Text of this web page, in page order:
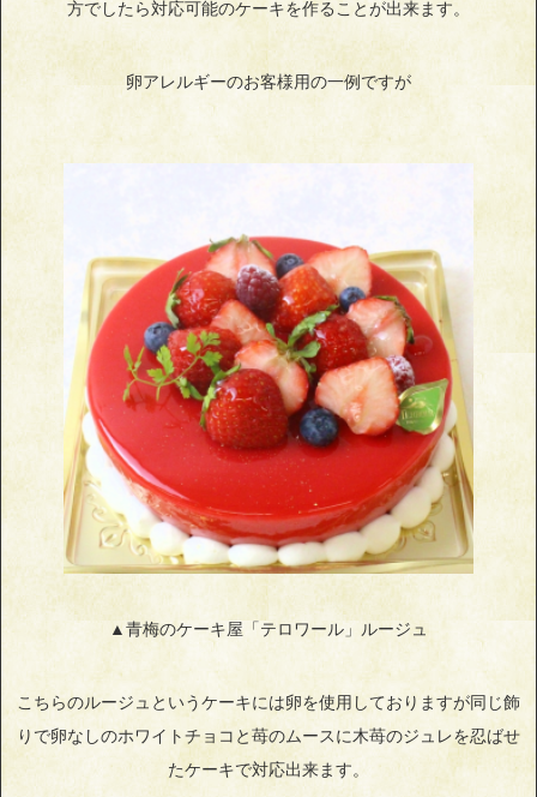
方でしたら対応可能のケーキを作ることが出来ます。
卵アレルギーのお客様用の一例ですが
▲青梅のケーキ屋「テロワール」ルージュ
こちらのルージュというケーキには卵を使用しておりますが同じ飾
りで卵なしのホワイトチョコと苺のムースに木苺のジュレを忍ばせ
たケーキで対応出来ます。